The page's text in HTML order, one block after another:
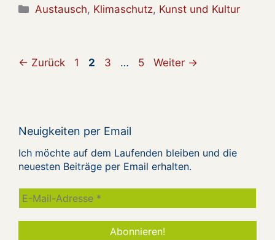
Kategorien
Austausch, Klimaschutz, Kunst und Kultur
← Zurück Seite
1 Seite
2 Seite
3 … Seite
5 Weiter →
Neuigkeiten per Email
Ich möchte auf dem Laufenden bleiben und die
neuesten Beiträge per Email erhalten.